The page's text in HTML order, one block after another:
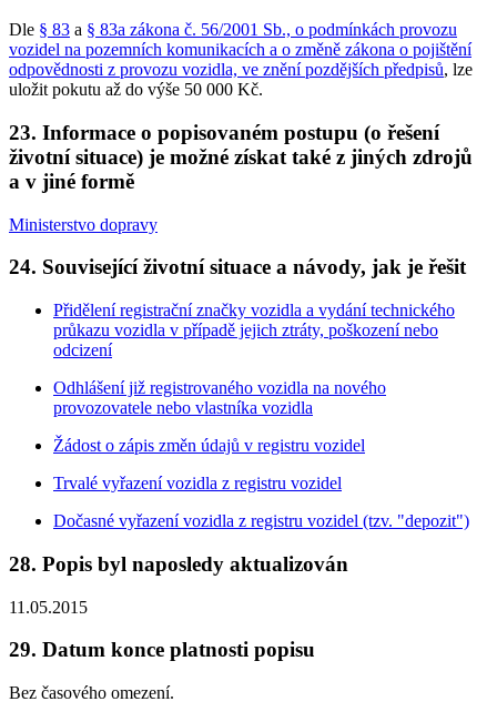
Dle § 83 a § 83a zákona č. 56/2001 Sb., o podmínkách provozu
vozidel na pozemních komunikacích a o změně zákona o pojištění
odpovědnosti z provozu vozidla, ve znění pozdějších předpisů, lze
uložit pokutu až do výše 50 000 Kč.
23. Informace o popisovaném postupu (o řešení
životní situace) je možné získat také z jiných zdrojů
a v jiné formě
Ministerstvo dopravy
24. Související životní situace a návody, jak je řešit
Přidělení registrační značky vozidla a vydání technického
průkazu vozidla v případě jejich ztráty, poškození nebo
odcizení
Odhlášení již registrovaného vozidla na nového
provozovatele nebo vlastníka vozidla
Žádost o zápis změn údajů v registru vozidel
Trvalé vyřazení vozidla z registru vozidel
Dočasné vyřazení vozidla z registru vozidel (tzv. "depozit")
28. Popis byl naposledy aktualizován
11.05.2015
29. Datum konce platnosti popisu
Bez časového omezení.